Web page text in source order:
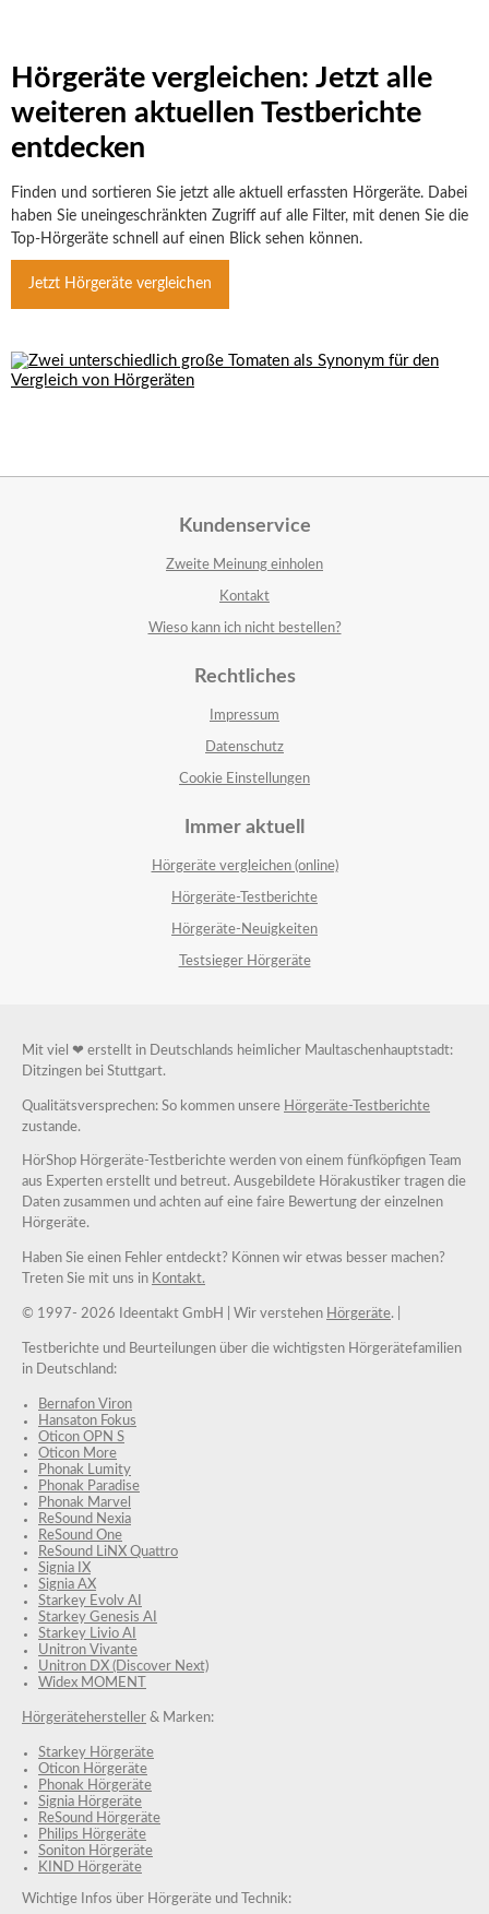
Hörgeräte vergleichen: Jetzt alle
weiteren aktuellen Testberichte
entdecken
Finden und sortieren Sie jetzt alle aktuell erfassten Hörgeräte. Dabei
haben Sie uneingeschränkten Zugriff auf alle Filter, mit denen Sie die
Top-Hörgeräte schnell auf einen Blick sehen können.
Jetzt Hörgeräte vergleichen
Kundenservice
Zweite Meinung einholen
Kontakt
Wieso kann ich nicht bestellen?
Rechtliches
Impressum
Datenschutz
Cookie Einstellungen
Immer aktuell
Hörgeräte vergleichen (online)
Hörgeräte-Testberichte
Hörgeräte-Neuigkeiten
Testsieger Hörgeräte
Mit viel ❤ erstellt in Deutschlands heimlicher Maultaschenhauptstadt:
Ditzingen bei Stuttgart.
Qualitätsversprechen: So kommen unsere Hörgeräte-Testberichte
zustande.
HörShop Hörgeräte-Testberichte werden von einem fünfköpfigen Team
aus Experten erstellt und betreut. Ausgebildete Hörakustiker tragen die
Daten zusammen und achten auf eine faire Bewertung der einzelnen
Hörgeräte.
Haben Sie einen Fehler entdeckt? Können wir etwas besser machen?
Treten Sie mit uns in Kontakt.
© 1997- 2026 Ideentakt GmbH | Wir verstehen Hörgeräte. |
Testberichte und Beurteilungen über die wichtigsten Hörgerätefamilien
in Deutschland:
Bernafon Viron
Hansaton Fokus
Oticon OPN S
Oticon More
Phonak Lumity
Phonak Paradise
Phonak Marvel
ReSound Nexia
ReSound One
ReSound LiNX Quattro
Signia IX
Signia AX
Starkey Evolv AI
Starkey Genesis AI
Starkey Livio AI
Unitron Vivante
Unitron DX (Discover Next)
Widex MOMENT
Hörgerätehersteller & Marken:
Starkey Hörgeräte
Oticon Hörgeräte
Phonak Hörgeräte
Signia Hörgeräte
ReSound Hörgeräte
Philips Hörgeräte
Soniton Hörgeräte
KIND Hörgeräte
Wichtige Infos über Hörgeräte und Technik: